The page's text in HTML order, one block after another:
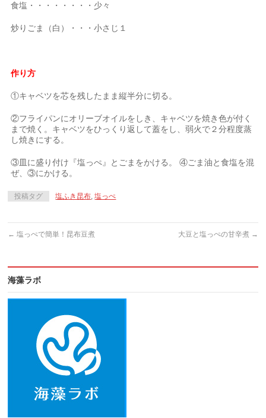
食塩・・・・・・・・少々
炒りごま（白）・・・小さじ１
作り方
①キャベツを芯を残したまま縦半分に切る。
②フライパンにオリーブオイルをしき、キャベツを焼き色が付く
まで焼く。キャベツをひっくり返して蓋をし、弱火で２分程度蒸
し焼きにする。
③皿に盛り付け『塩っぺ』とごまをかける。 ④ごま油と食塩を混
ぜ、③にかける。
投稿タグ 塩ふき昆布,塩っぺ
← 塩っぺで簡単！昆布豆煮 大豆と塩っぺの甘辛煮 →
海藻ラボ